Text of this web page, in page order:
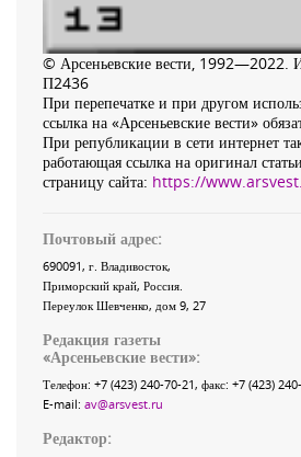
© Арсеньевские вести, 1992—2022.
П2436
При перепечатке и при другом
ссылка на «Арсеньевские вести»
При републикации в сети интернет
работающая ссылка на оригинал
страницу сайта: https://
Почтовый адрес:
690091, г. Владивосток,
Приморский край, Россия
Переулок Шевченко, дом 9, 27
Редакция газеты
«Арсеньевские вести»:
Телефон: +7 (423) 240-70-21, факс: +7 (423)
E-mail: av@arsvest.ru
Редактор: